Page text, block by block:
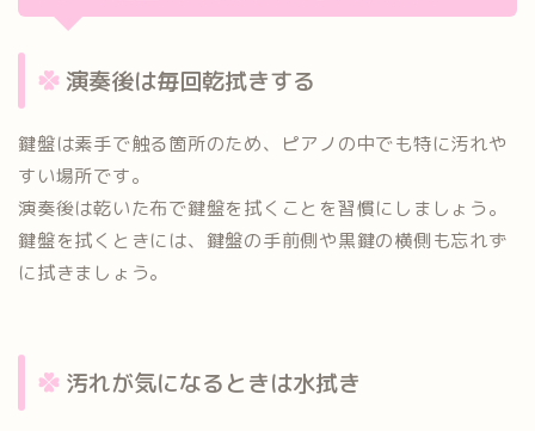
演奏後は毎回乾拭きする
鍵盤は素手で触る箇所のため、ピアノの中でも特に汚れや
すい場所です。
演奏後は乾いた布で鍵盤を拭くことを習慣にしましょう。
鍵盤を拭くときには、鍵盤の手前側や黒鍵の横側も忘れず
に拭きま しょう。
汚れが気になるときは水拭き